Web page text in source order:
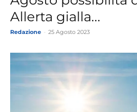
Allerta gialla...
Redazione 25 Agosto 2023